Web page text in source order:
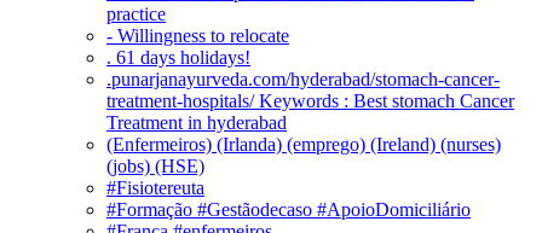
practice
- Willingness to relocate
. 61 days holidays!
.punarjanayurveda.com/hyderabad/stomach-cancer-
treatment-hospitals/ Keywords : Best stomach Cancer
Treatment in hyderabad
(Enfermeiros) (Irlanda) (emprego) (Ireland) (nurses)
(jobs) (HSE)
#Fisiotereuta
#Formação #Gestãodecaso #ApoioDomiciliário